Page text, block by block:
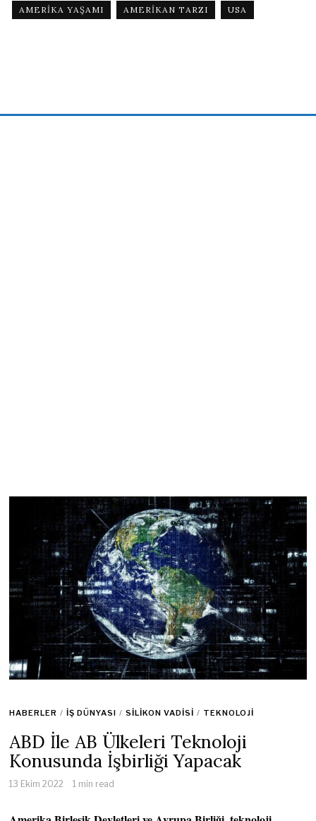
AMERIKA YAŞAMI
AMERIKAN TARZI USA
HABERLER / İŞ DÜNYASI / SILIKON VADISI / TEKNOLOJI
ABD İle AB Ülkeleri Teknoloji
Konusunda İşbirliği Yapacak
13 Ekim 2022 1 min read